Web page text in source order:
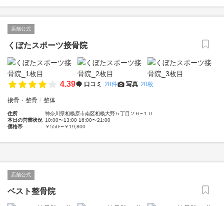
店舗公式
くぼたスポーツ接骨院
4.39 口コミ 28件 写真 20枚
接骨・整骨 整体
住所
神奈川県相模原市南区相模大野５丁目２６−１０
本日の営業状況 10:00〜13:00 16:00〜21:00
価格帯
￥550〜￥19,800
店舗公式
ベスト整骨院